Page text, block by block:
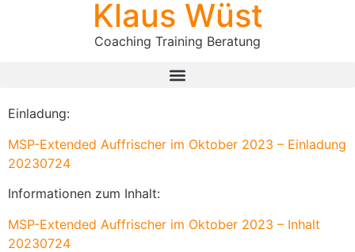
Klaus Wüst
Coaching Training Beratung
Einladung:
MSP-Extended Auffrischer im Oktober 2023 – Einladung
20230724
Informationen zum Inhalt:
MSP-Extended Auffrischer im Oktober 2023 – Inhalt
20230724